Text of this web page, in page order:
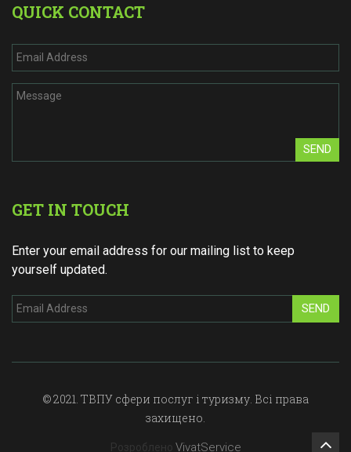
QUICK CONTACT
SEND
GET IN TOUCH
Enter your email address for our mailing list to keep
yourself updated.
SEND
© 2021. ТВПУ сфери послуг і туризму. Всі права
захищено.
Розроблено VivatService